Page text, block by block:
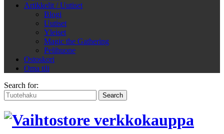
Artikkelit / Uutiset
Blogi
Uutiset
Yleiset
Magic the Gathering
Pelihuone
Ostoskori
Oma tili
Search for: